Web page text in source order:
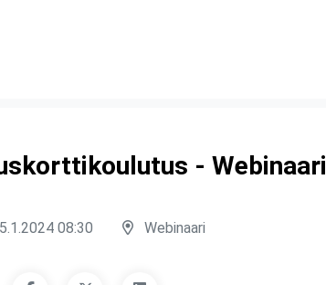
- Webinaari
08:30 Webinaari